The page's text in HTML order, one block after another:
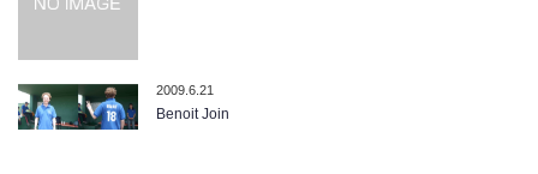
2009.6.21
Benoit Join